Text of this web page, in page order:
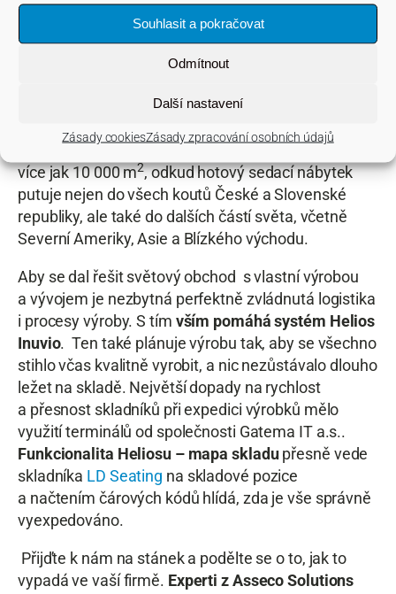
Souhlasit a pokračovat
Odmítnout
Další nastavení
Zásady cookiesZásady zpracování osobních údajů
barové židle
Přesně na takové, jaké se vyrábějí v
kvalitního kancelářského sezení
zabývá i vlastním vývojem. Disponuje
moderním výrobním a logistickým areálem o ploše
více jak 10 000 m2, odkud hotový sedací nábytek
putuje nejen do všech koutů České a Slovenské
republiky, ale také do dalších částí světa, včetně
Severní Ameriky, Asie a Blízkého východu.
Aby se dal řešit světový obchod s vlastní výrobou
a vývojem je nezbytná perfektně zvládnutá logistika
i procesy výroby. S tím vším pomáhá systém Helios
Inuvio. Ten také plánuje výrobu tak, aby se všechno
stihlo včas kvalitně vyrobit, a nic nezůstávalo dlouho
ležet na skladě. Největší dopady na rychlost
a přesnost skladníků při expedici výrobků mělo
využití terminálů od společnosti Gatema IT a.s..
Funkcionalita Heliosu – mapa skladupřesně vede
skladníka LD Seating na skladové pozice
a načtením čárových kódů hlídá, zda je vše správně
vyexpedováno.
Přijďte k nám na stánek a podělte se o to, jak to
vypadá ve vaší firmě. Experti z Asseco Solutions